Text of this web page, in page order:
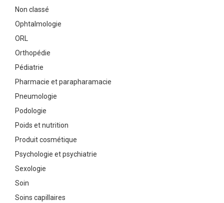
Non classé
Ophtalmologie
ORL
Orthopédie
Pédiatrie
Pharmacie et parapharamacie
Pneumologie
Podologie
Poids et nutrition
Produit cosmétique
Psychologie et psychiatrie
Sexologie
Soin
Soins capillaires